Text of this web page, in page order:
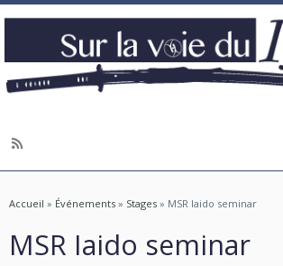
Accueil » Événements » Stages » MSR Iaido seminar
MSR Iaido seminar